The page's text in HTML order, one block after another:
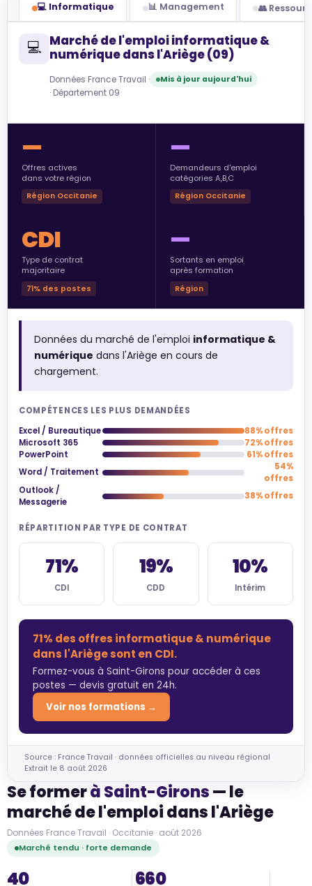
💻 Informatique 📊 Management 👥
💻 Marché de l'emploi informatique &
numérique dans l'Ariège (09)
Données France Travail · Mis à jour aujourd'hui
· Département 09
—
Offres actives
dans votre région
Région Occitanie
—
Demandeurs d'emploi
catégories A,B,C
Région Occitanie
CDI
Type de contrat
majoritaire
71% des postes
—
Sortants en emploi
après formation
Région
Données du marché de l'emploi informatique &
numérique dans l'Ariège en cours de
chargement.
COMPÉTENCES LES PLUS DEMANDÉES
Excel / Bureautique
88% offres
Microsoft 365
72% offres
PowerPoint
61% offres
Word / Traitement
54%
offres
Outlook /
Messagerie
38% offres
RÉPARTITION PAR TYPE DE CONTRAT
71%
CDI
19%
CDD
10%
Intérim
71% des offres informatique & numérique
dans l'Ariège sont en CDI.
Formez-vous à Saint-Girons pour accéder à ces
postes — devis gratuit en 24h.
Voir nos formations →
Source : France Travail · données officielles au niveau régional
Extrait le 8 août 2026
Se formerà Saint-Girons— le
marché de l'emploi dans l'Ariège
Données France Travail · Occitanie · août 2026
Marché tendu · forte demande
40 660